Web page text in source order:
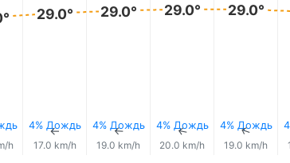
h
29.0°
4% Дождь
↑
17.0 km/h
29.0°
4% Дождь
↑
19.0 km/h
29.0°
4% Дождь
↑
20.0 km/h
29.0°
4% Дождь
↑
19.0 km/h